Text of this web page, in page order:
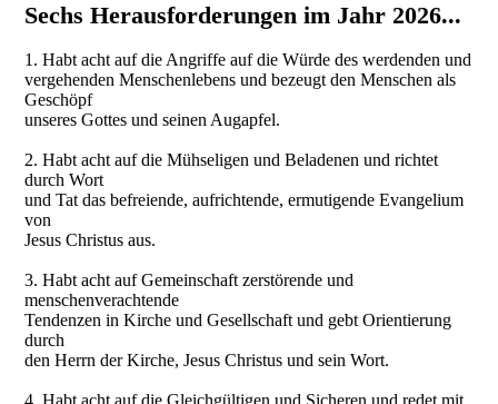
Sechs Herausforderungen im Jahr 2026...
1. Habt acht auf die Angriffe auf die Würde des werdenden und
vergehenden Menschenlebens und bezeugt den Menschen als
Geschöpf
unseres Gottes und seinen Augapfel.
2. Habt acht auf die Mühseligen und Beladenen und richtet
durch Wort
und Tat das befreiende, aufrichtende, ermutigende Evangelium
von
Jesus Christus aus.
3. Habt acht auf Gemeinschaft zerstörende und
menschenverachtende
Tendenzen in Kirche und Gesellschaft und gebt Orientierung
durch
den Herrn der Kirche, Jesus Christus und sein Wort.
4. Habt acht auf die Gleichgültigen und Sicheren und redet mit